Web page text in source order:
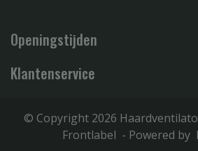
Openingstijden
Klantenservice
© Copyright 2026
Frontlabel - Powered by